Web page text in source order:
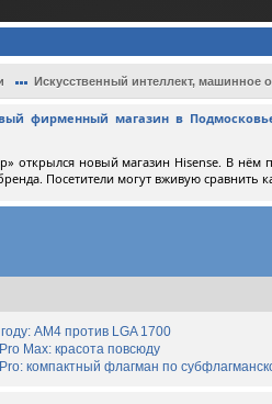
Искусственный интеллект, машинное
фирменный магазин в
открылся новый магазин Hisense. В нём
Посетители могут вживую сравнить
AM4 против LGA 1700
Max: красота повсюду
компактный флагман по